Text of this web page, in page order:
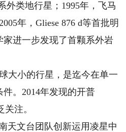
外类地行星；1995年，飞马
年，Gliese 876 d等首批明
进一步发现了首颗系外岩
大小的行星，是迄今在单一
。2014年发现的开普
注。
文台团队创新运用凌星中